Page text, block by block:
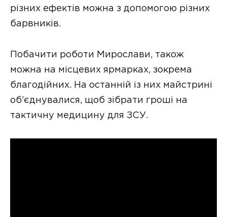
різних ефектів можна з допомогою різних
барвників.
Побачити роботи Мирослави, також
можна на місцевих ярмарках, зокрема
благодійних. На останній із них майстрині
об’єднувалися, щоб зібрати гроші на
тактичну медицину для ЗСУ.